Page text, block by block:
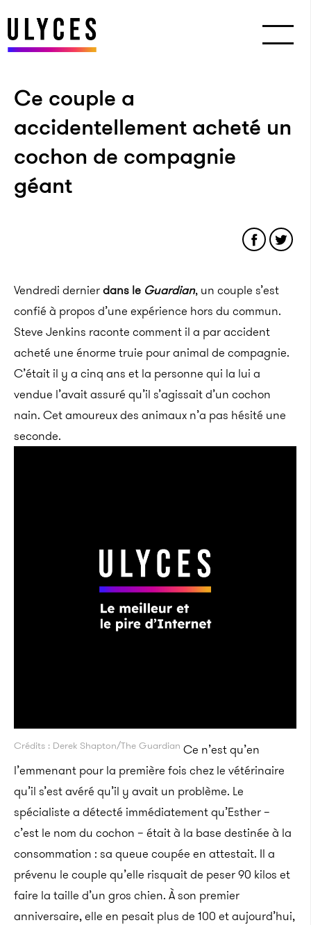
Ce couple a
accidentellement acheté un
cochon de compagnie
géant
Vendredi dernierdans le Guardian, un couple s’est
confié à propos d’une expérience hors du commun.
Steve Jenkins raconte comment il a par accident
acheté une énorme truie pour animal de compagnie.
C’était il y a cinq ans et la personne qui la lui a
vendue l’avait assuré qu’il s’agissait d’un cochon
nain. Cet amoureux des animaux n’a pas hésité une
seconde.
Crédits : Derek Shapton/The Guardian Ce n’est qu’en
l’emmenant pour la première fois chez le vétérinaire
qu’il s’est avéré qu’il y avait un problème. Le
spécialiste a détecté immédiatement qu’Esther –
c’est le nom du cochon – était à la base destinée à la
consommation : sa queue coupée en attestait. Il a
prévenu le couple qu’elle risquait de peser 90 kilos et
faire la taille d’un gros chien. À son premier
anniversaire, elle en pesait plus de 100 et aujourd’hui,